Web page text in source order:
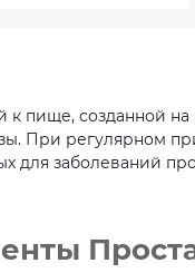
к пище, созданной
При регулярном
для заболеваний